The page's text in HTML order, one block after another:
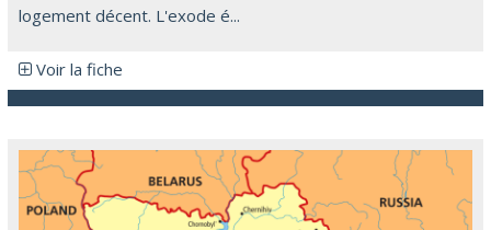
logement décent. L'exode é...
Voir la fiche